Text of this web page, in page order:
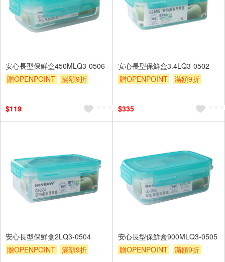
安心長型保鮮盒450MLQ3-0506
贈OPENPOINT
滿額9折
$119
安心長型保鮮盒3.4LQ3-0502
贈OPENPOINT
滿額9折
$335
安心長型保鮮盒2LQ3-0504
贈OPENPOINT
滿額9折
安心長型保鮮盒900MLQ3-0505
贈OPENPOINT
滿額9折